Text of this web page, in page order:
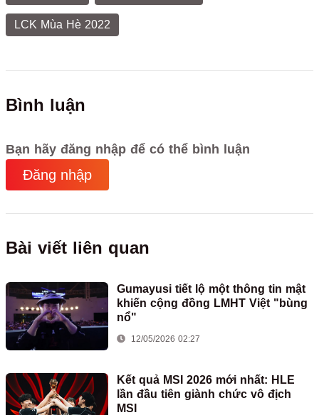
LCK Mùa Hè 2022
Bình luận
Bạn hãy đăng nhập để có thể bình luận
Đăng nhập
Bài viết liên quan
Gumayusi tiết lộ một thông tin mật
khiến cộng đồng LMHT Việt "bùng
nổ"
12/05/2026 02:27
Kết quả MSI 2026 mới nhất: HLE
lần đầu tiên giành chức vô địch
MSI